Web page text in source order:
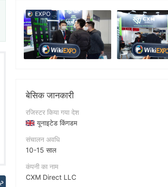
EXPO
बेसिक जानकारी
रजिस्टर किया गया देश
यूनाइटेड किंगडम
संचालन अवधि
10-15 साल
कंपनी का नाम
CXM Direct LLC